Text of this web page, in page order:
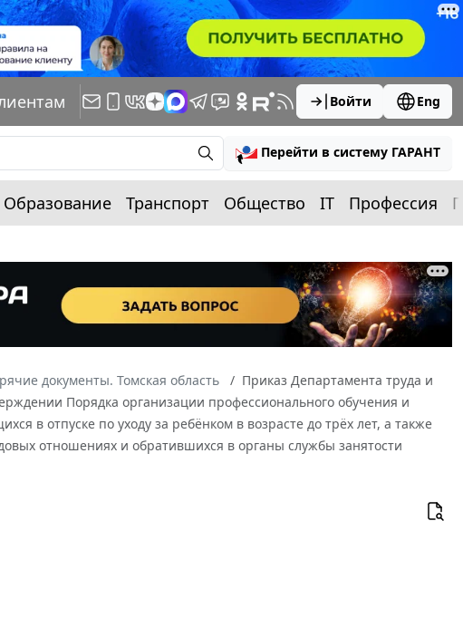
Войти Eng
Перейти в систему ГАРАНТ
Образование Транспорт Общество IT Профессия
документы. Томская область
Приказ Департамента труда и
Порядка организации профессионального обучения и
в отпуске по уходу за ребёнком в возрасте до трёх лет, а также
отношениях и обратившихся в органы службы занятости